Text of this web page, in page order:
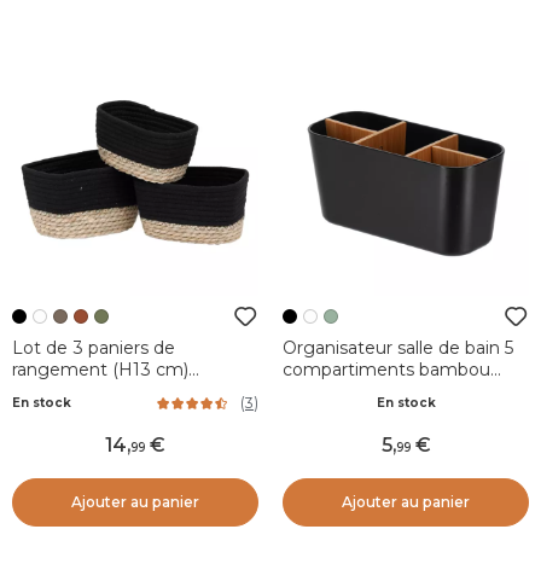
Lot de 3 paniers de
rangement (H13 cm)
En stock (3)
14,99
Ajouter au panier
Organisateur salle de bain 5
compartiments bambou
En stock
5,99
Ajouter au panier